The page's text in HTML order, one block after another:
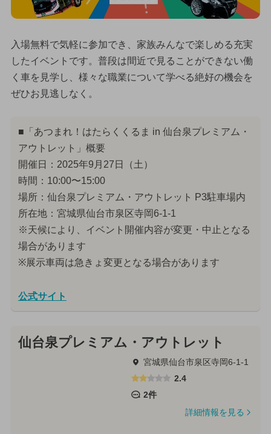
入場無料で気軽に参加でき、家族みんなで楽しめる充実
したイベントです。普段は間近で見ることができない働
く車を見学し、様々な職業について学べる絶好の機会を
ぜひお見逃しなく。
■「あつまれ！はたらくくるま in 仙台泉プレミアム・
アウトレット」概要
開催日：2025年9月27日（土）
時間：10:00〜15:00
場所：仙台泉プレミアム・アウトレット P3駐車場内
所在地：宮城県仙台市泉区寺岡6-1-1
※天候により、イベント開催内容が変更・中止となる
場合があります
※展示車両は急きょ変更となる場合があります
公式サイト
仙台泉プレミアム・アウトレット
宮城県仙台市泉区寺岡6-1-1
2.4
2件
詳細情報を見る